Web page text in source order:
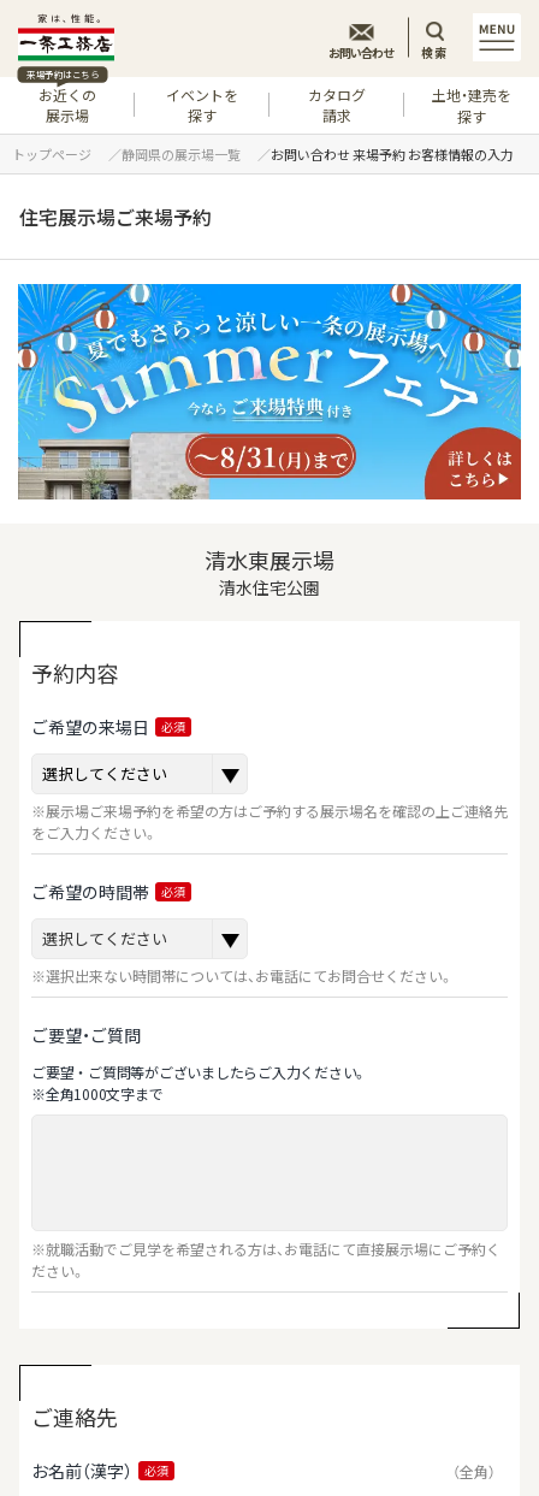
来場予約はこちら
お近くの
展示場
イベントを
探す
カタログ
請求
土地・建売を
探す
お問い合わせ 検索
トップページ 静岡県の展示場一覧 お問い合わせ 来場予約 お客様情報の入力
住宅展示場ご来場予約
清水東展示場
清水住宅公園
予約内容
ご希望の来場日 必須
※展示場ご来場予約を希望の方はご予約する展示場名を確認の上ご連絡先
をご入力ください。
ご希望の時間帯 必須
※選択出来ない時間帯については、お電話にてお問合せください。
ご要望・ご質問
ご要望‧ご質問等がございましたらご⼊⼒ください。
※全⾓1000⽂字まで
※就職活動でご見学を希望される方は、お電話にて直接展示場にご予約く
ださい。
ご連絡先
お名前（漢字） 必須 （全角）